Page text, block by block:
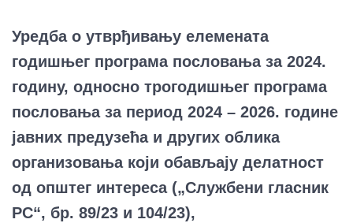
Уредба о утврђивању елемената
годишњег програма пословања за 2024.
годину, односно трогодишњег програма
пословања за период 2024 – 2026. године
јавних предузећа и других облика
организовања који обављају делатност
од општег интереса („Службени гласник
РС“, бр. 89/23 и 104/23),